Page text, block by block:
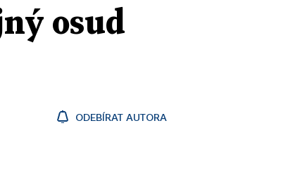
osud
ODEBÍRAT AUTORA